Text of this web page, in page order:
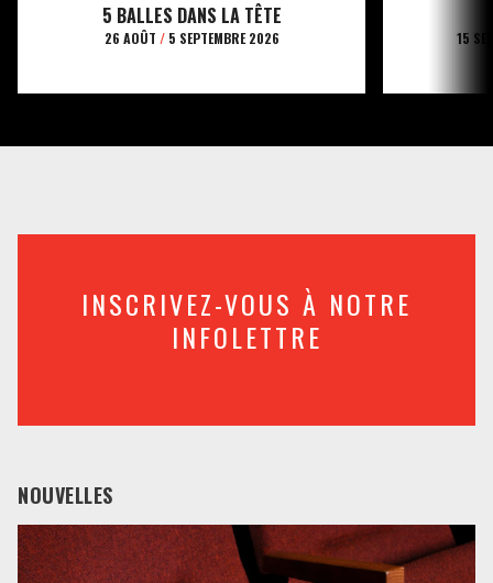
5 BALLES DANS LA TÊTE
26 AOÛT /5 SEPTEMBRE 2026 15
INSCRIVEZ-VOUS À NOTRE
INFOLETTRE
NOUVELLES